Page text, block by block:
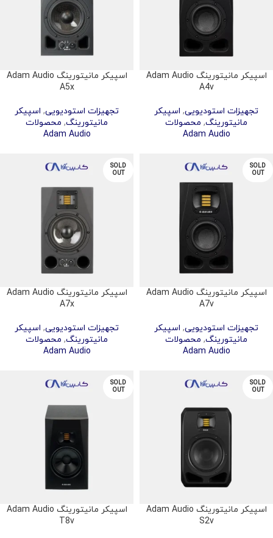
اسپیکر مانیتورینگ Adam Audio
A4v
تجهیزات استودیویی, اسپیکر
مانیتورینگ, محصولات
Adam Audio
اسپیکر مانیتورینگ Adam Audio
A5x
تجهیزات استودیویی, اسپیکر
مانیتورینگ, محصولات
Adam Audio
SOLD
OUT
اسپیکر مانیتورینگ Adam Audio
A7v
تجهیزات استودیویی, اسپیکر
مانیتورینگ, محصولات
Adam Audio
SOLD
OUT
اسپیکر مانیتورینگ Adam Audio
A7x
تجهیزات استودیویی, اسپیکر
مانیتورینگ, محصولات
Adam Audio
SOLD
OUT
اسپیکر مانیتورینگ Adam Audio
S2v
SOLD
OUT
اسپیکر مانیتورینگ Adam Audio
T8v